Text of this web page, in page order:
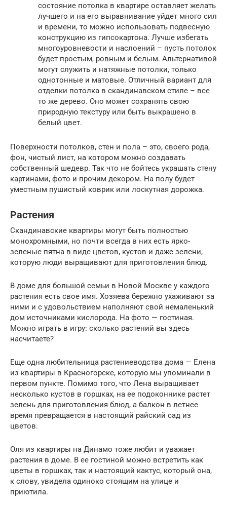
состояние потолка в квартире оставляет желать
лучшего и на его выравнивание уйдет много сил
и времени, то можно использовать подвесную
конструкцию из гипсокартона. Лучше избегать
многоуровневости и наслоений – пусть потолок
будет простым, ровным и белым. Альтернативой
могут служить и натяжные потолки, только
однотонные и матовые. Отличный вариант для
отделки потолка в скандинавском стиле – все
то же дерево. Оно может сохранять свою
природную текстуру или быть выкрашено в
белый цвет.
Поверхности потолков, стен и пола – это, своего рода,
фон, чистый лист, на котором можно создавать
собственный шедевр. Так что не бойтесь украшать стену
картинами, фото и прочим декором. На полу будет
уместным пушистый коврик или лоскутная дорожка.
Растения
Скандинавские квартиры могут быть полностью
монохромными, но почти всегда в них есть ярко-
зеленые пятна в виде цветов, кустов и даже зелени,
которую люди выращивают для приготовления блюд.
В доме для большой семьи в Новой Москве у каждого
растения есть свое имя. Хозяева бережно ухаживают за
ними и с удовольствием наполняют свой немаленький
дом источниками кислорода. На фото — гостиная.
Можно играть в игру: сколько растений вы здесь
насчитаете?
Еще одна любительница растениеводства дома — Елена
из квартиры в Красногорске, которую мы упоминали в
первом пункте. Помимо того, что Лена выращивает
несколько кустов в горшках, на ее подоконнике растет
зелень для приготовления блюд, а балкон в летнее
время превращается в настоящий райский сад из
цветов.
Оля из квартиры на Динамо тоже любит и уважает
растения в доме. В ее гостиной можно встретить как
цветы в горшках, так и настоящий кактус, который она,
к слову, увидела одиноко стоящим на улице и
приютила.